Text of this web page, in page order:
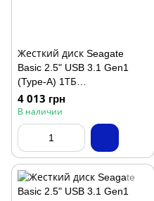
Жесткий диск Seagate
Basic 2.5" USB 3.1 Gen1
(Type-A) 1ТБ
(STJL1000400)
4 013 грн
В наличии